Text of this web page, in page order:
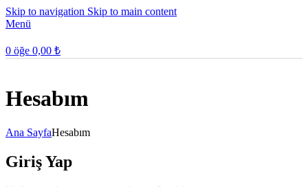
Skip to navigation Skip to main content
Menü
0 öğe 0,00 ₺
Hesabım
Ana SayfaHesabım
Giriş Yap